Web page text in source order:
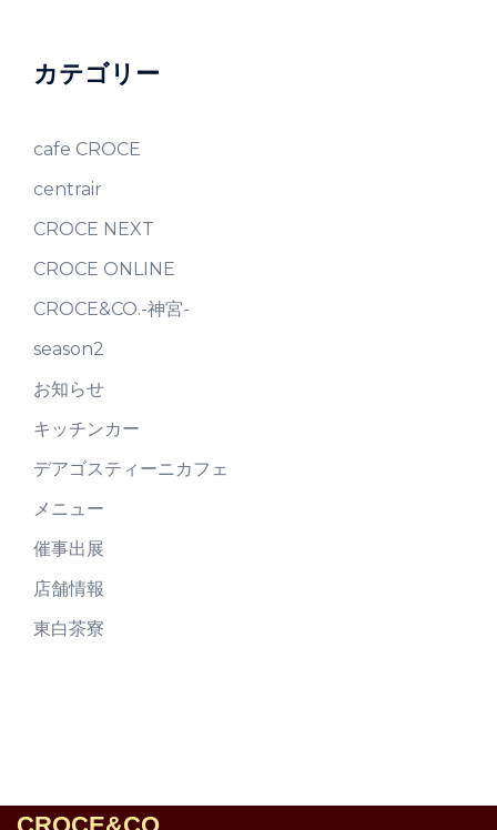
カテゴリー
cafe CROCE
centrair
CROCE NEXT
CROCE ONLINE
CROCE&CO.-神宮-
season2
お知らせ
キッチンカー
デアゴスティーニカフェ
メニュー
催事出展
店舗情報
東白茶寮